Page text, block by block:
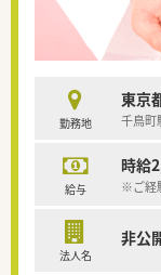
勤務地
東京
千鳥町
給与
時給
※ご経
法人名
非公